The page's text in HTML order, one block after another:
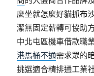
麼坐就怎麼好貓抓布
潔無固定薪轉可協助
中北屯區機車借款職
港馬桶不通需求眾的
挑選適合精排通工業